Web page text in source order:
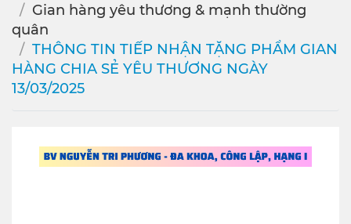
Gian hàng yêu thương & mạnh thường
quân
THÔNG TIN TIẾP NHẬN TẶNG PHẨM GIAN
HÀNG CHIA SẺ YÊU THƯƠNG NGÀY
13/03/2025